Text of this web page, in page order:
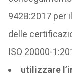
942B:2017 per
delle
ISO 20000-
utilizzare